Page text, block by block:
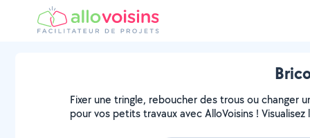
Fixer une tringle, reboucher des trous ou changer
pour vos petits travaux avec AlloVoisins !